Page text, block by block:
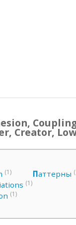
Creator,
(1)
(1)
(1)
Паттерны